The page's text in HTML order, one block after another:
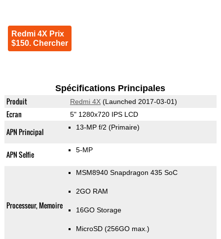
Redmi 4X Prix
$150. Chercher
Spécifications Principales
Produit Redmi 4X(Launched 2017-03-01)
Ecran 5" 1280x720 IPS LCD
APN Principal 13-MP f/2 (Primaire)
APN Selfie 5-MP
Processeur, Memoire
MSM8940 Snapdragon 435 SoC
2GO RAM
16GO Storage
MicroSD (256GO max.)